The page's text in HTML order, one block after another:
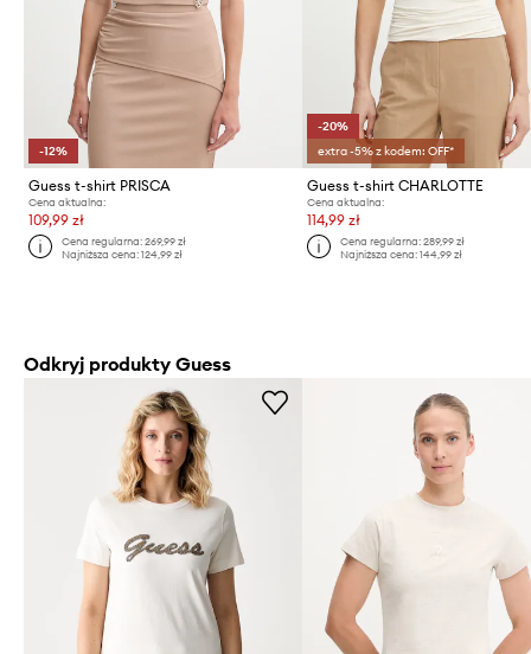
-12%
Guess t-shirt PRISCA
Cena aktualna:
109,99 zł
Cena regularna:269,99 zł
Najniższa cena:124,99 zł
-20%
extra -5% z kodem: OFF*
Guess t-shirt CHARLOTTE
Cena aktualna:
114,99 zł
Cena regularna: 289,99 zł
Najniższa cena: 144,99 zł
Odkryj produkty Guess